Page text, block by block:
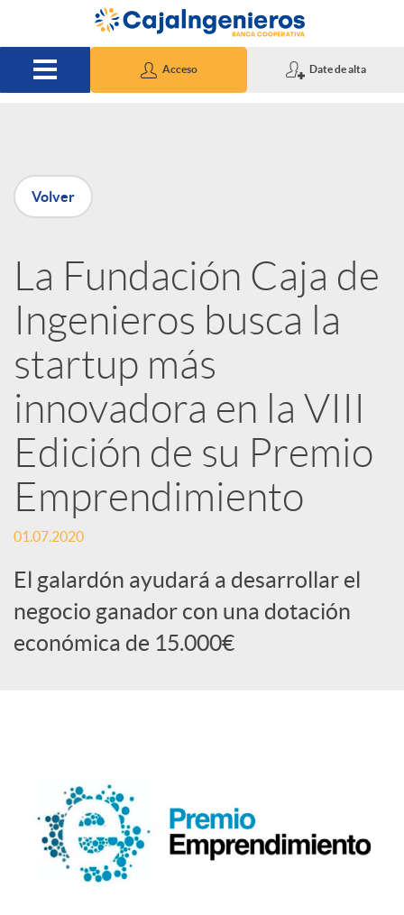
Saltar al contenido principal
Acceso Date de alta
P
u
b
l
i
c
a
d
o
Volver
La Fundación Caja de
Ingenieros busca la
startup más
innovadora en la VIII
Edición de su Premio
Emprendimiento
01.07.2020
El galardón ayudará a desarrollar el
negocio ganador con una dotación
económica de 15.000€